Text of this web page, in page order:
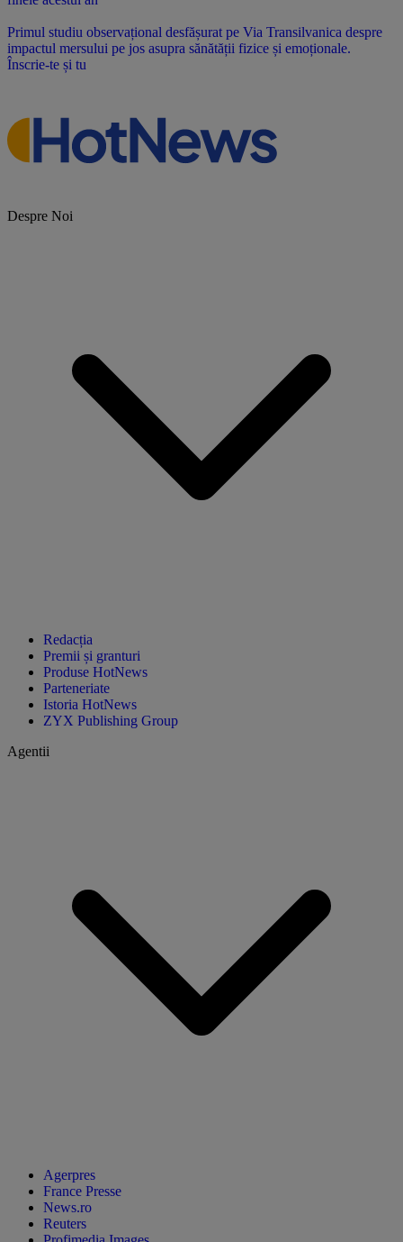
Primul studiu observațional desfășurat pe Via Transilvanica despre
impactul mersului pe jos asupra sănătății fizice și emoționale.
Înscrie-te și tu
Despre Noi
Redacția
Premii și granturi
Produse HotNews
Parteneriate
Istoria HotNews
ZYX Publishing Group
Agentii
Agerpres
France Presse
News.ro
Reuters